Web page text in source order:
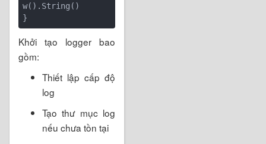
w().String()
Khởi tạo logger bao
gồm:
Thiết lập cấp độ
log
Tạo thư mục log
nếu chưa tồn tại